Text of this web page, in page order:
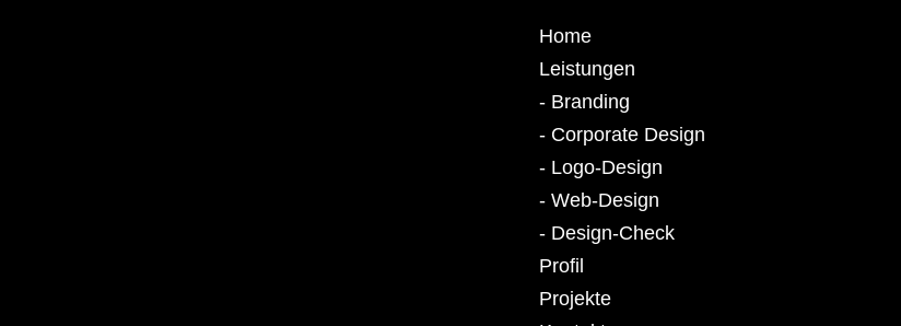
Home
Leistungen
- Branding
- Corporate Design
- Logo-Design
- Web-Design
- Design-Check
Profil
Projekte